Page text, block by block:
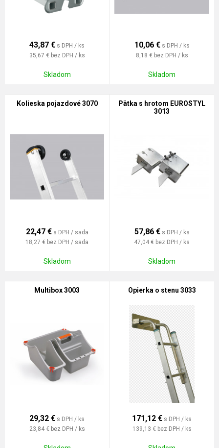
43,87 € s DPH / ks
35,67 € bez DPH / ks
Skladom
10,06 € s DPH / ks
8,18 € bez DPH / ks
Skladom
Kolieska pojazdové 3070
22,47 € s DPH / sada
18,27 € bez DPH / sada
Skladom
Pätka s hrotom EUROSTYL
3013
57,86 € s DPH / ks
47,04 € bez DPH / ks
Skladom
Multibox 3003
29,32 € s DPH / ks
23,84 € bez DPH / ks
Opierka o stenu 3033
171,12 € s DPH / ks
139,13 € bez DPH / ks